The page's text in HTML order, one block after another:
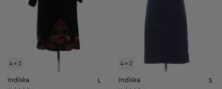
4 = 2
Indiska
4 = 2
Indiska S